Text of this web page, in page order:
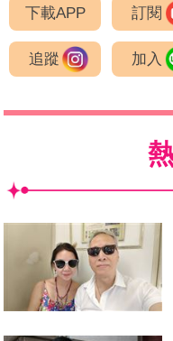
下載APP 訂閱
追蹤 加入